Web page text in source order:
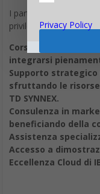
I partner che
privilegi:
Corsi intensivi per
integrarsi
Supporto
sfruttando le
TD SYNNEX.
Consulenza in
beneficiando della
Assistenza
Accesso a
Eccellenza Cloud di
Privacy Policy